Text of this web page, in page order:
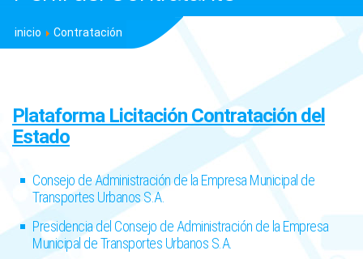
inicio Contratación
Plataforma Licitación Contratación del
Estado
Consejo de Administración de la Empresa Municipal de
Transportes Urbanos S.A.
Presidencia del Consejo de Administración de la Empresa
Municipal de Transportes Urbanos S.A.